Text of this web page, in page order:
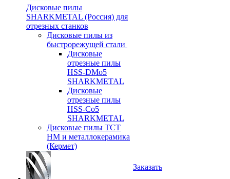
Дисковые пилы
SHARKMETAL (Россия) для
отрезных станков
Дисковые пилы из
быстрорежущей стали
Дисковые
отрезные пилы
HSS-DMo5
SHARKMETAL
Дисковые
отрезные пилы
HSS-Co5
SHARKMETAL
Дисковые пилы ТСТ
НМ и металлокерамика
(Кермет)
Заказать